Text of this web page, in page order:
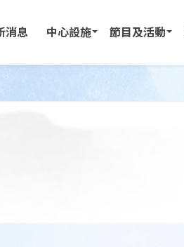
消息 中心設施 節目及活動